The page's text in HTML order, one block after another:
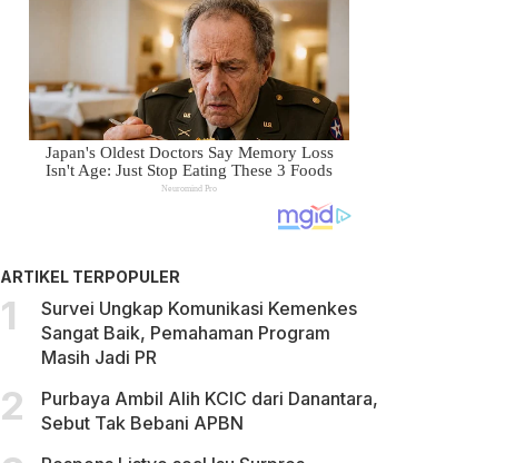
ARTIKEL TERPOPULER
Survei Ungkap Komunikasi Kemenkes
Sangat Baik, Pemahaman Program
Masih Jadi PR
Purbaya Ambil Alih KCIC dari Danantara,
Sebut Tak Bebani APBN